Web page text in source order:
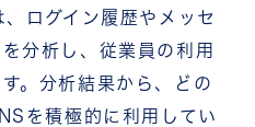
ログイン履歴やメッセ
分析し、従業員の利用
。分析結果から、どの
を積極的に利用してい